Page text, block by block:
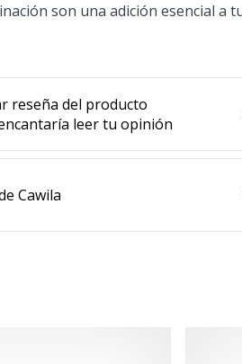
son una adición esencial a
del producto
reseña del producto
leer tu opinión
Cawila